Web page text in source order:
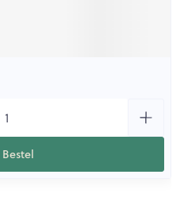
Bestel